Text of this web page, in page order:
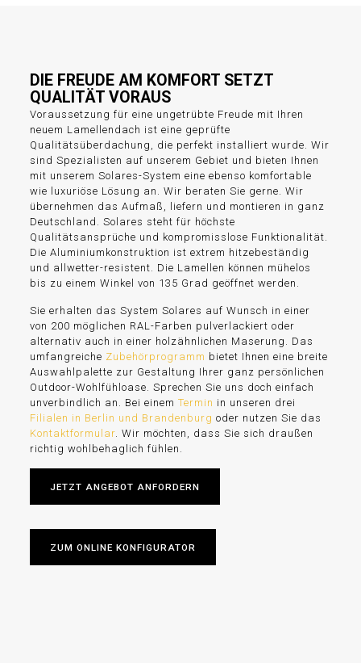
DIE FREUDE AM KOMFORT SETZT
QUALITÄT VORAUS
Voraussetzung für eine ungetrübte Freude mit Ihren
neuem Lamellendach ist eine geprüfte
Qualitätsüberdachung, die perfekt installiert wurde. Wir
sind Spezialisten auf unserem Gebiet und bieten Ihnen
mit unserem Solares-System eine ebenso komfortable
wie luxuriöse Lösung an. Wir beraten Sie gerne. Wir
übernehmen das Aufmaß, liefern und montieren in ganz
Deutschland. Solares steht für höchste
Qualitätsansprüche und kompromisslose Funktionalität.
Die Aluminiumkonstruktion ist extrem hitzebeständig
und allwetter-resistent. Die Lamellen können mühelos
bis zu einem Winkel von 135 Grad geöffnet werden.
Sie erhalten das System Solares auf Wunsch in einer
von 200 möglichen RAL-Farben pulverlackiert oder
alternativ auch in einer holzähnlichen Maserung. Das
umfangreiche Zubehörprogramm bietet Ihnen eine breite
Auswahlpalette zur Gestaltung Ihrer ganz persönlichen
Outdoor-Wohlfühloase. Sprechen Sie uns doch einfach
unverbindlich an. Bei einem Termin in unseren drei
Filialen in Berlin und Brandenburg oder nutzen Sie das
Kontaktformular. Wir möchten, dass Sie sich draußen
richtig wohlbehaglich fühlen.
JETZT ANGEBOT ANFORDERN
ZUM ONLINE KONFIGURATOR